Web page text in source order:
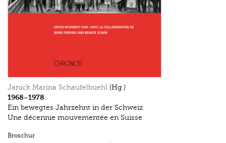
Janick Marina Schaufelbuehl (Hg.)
1968–1978
Ein bewegtes Jahrzehnt in der Schweiz
Une décennie mouvementée en Suisse
Broschur